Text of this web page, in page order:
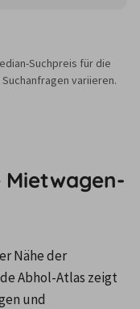
Suchpreis für die
variieren.
Mietwagen-
Nähe der
Abhol-Atlas zeigt
und